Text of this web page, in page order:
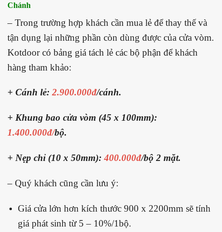
Chánh
– Trong trường hợp khách cần mua lẻ để thay thế và
tận dụng lại những phần còn dùng được của cửa vòm.
Kotdoor có bảng giá tách lẻ các bộ phận để khách
hàng tham khảo:
+ Cánh lẻ:2.900.000đ/cánh.
+ Khung bao cửa vòm (45 x 100mm):
1.400.000đ/bộ.
+ Nẹp chỉ (10 x 50mm):400.000đ/bộ 2 mặt.
– Quý khách cũng cần lưu ý:
Giá cửa lớn hơn kích thước 900 x 2200mm sẽ tính
giá phát sinh từ 5 – 10%/1bộ.